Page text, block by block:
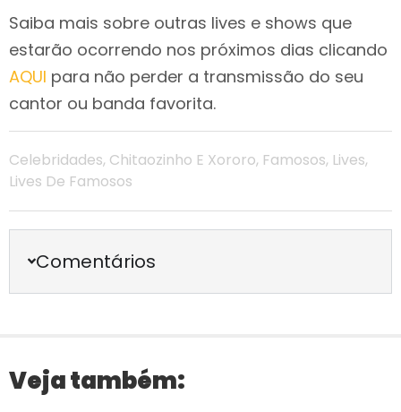
Saiba mais sobre outras lives e shows que
estarão ocorrendo nos próximos dias clicando
AQUI para não perder a transmissão do seu
cantor ou banda favorita.
Celebridades, Chitaozinho E Xororo, Famosos, Lives,
Lives De Famosos
Comentários
Veja também: